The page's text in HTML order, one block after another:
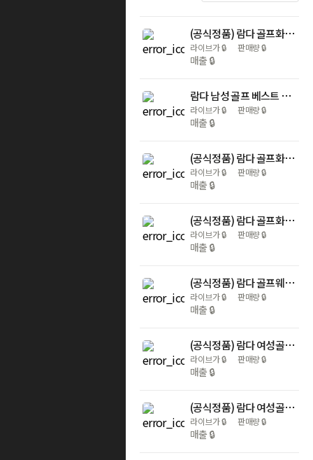
(공식정품) 람다 골프화 브루노 블랙화이트 남성골프화 명품 클래식 스파이크
라이브가🔒 판매량🔒
매출 🔒
람다 남성 골프 베스트 그레이 조끼 52430
라이브가🔒 판매량🔒
매출 🔒
(공식정품) 람다 골프화 캐서린 네이비베이지 여성골프화 명품 클래식 스파이크
라이브가🔒 판매량🔒
매출 🔒
(공식정품) 람다 골프화 올리비아 네이비레드 여성골프화 명품 클래식 스파이크
라이브가🔒 판매량🔒
매출 🔒
(공식정품) 람다 골프웨어 레더 벨트 12963 그레이 골프벨트 가죽벨트
라이브가🔒 판매량🔒
매출 🔒
(공식정품) 람다 여성골프웨어 플리티드 기모 스커트 32537 블랙 클래식 골프스커트
라이브가🔒 판매량🔒
매출 🔒
(공식정품) 람다 여성골프웨어 울 팬츠 12703 그레이 클래식 골프바지 스트레치 기능성
라이브가🔒 판매량🔒
매출 🔒